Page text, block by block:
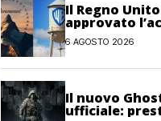
Il Regno
approvato
Paramount-
Discovery
6 AGOSTO 2026
Il nuovo
ufficiale: